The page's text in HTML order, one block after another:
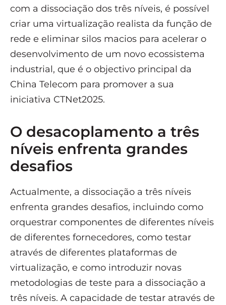
com a dissociação dos três níveis, é possível
criar uma virtualização realista da função de
rede e eliminar silos macios para acelerar o
desenvolvimento de um novo ecossistema
industrial, que é o objectivo principal da
China Telecom para promover a sua
iniciativa CTNet2025.
O desacoplamento a três
níveis enfrenta grandes
desafios
Actualmente, a dissociação a três níveis
enfrenta grandes desafios, incluindo como
orquestrar componentes de diferentes níveis
de diferentes fornecedores, como testar
através de diferentes plataformas de
virtualização, e como introduzir novas
metodologias de teste para a dissociação a
três níveis. A capacidade de testar através de